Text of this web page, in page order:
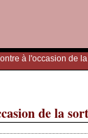
à l'occasion de
de la